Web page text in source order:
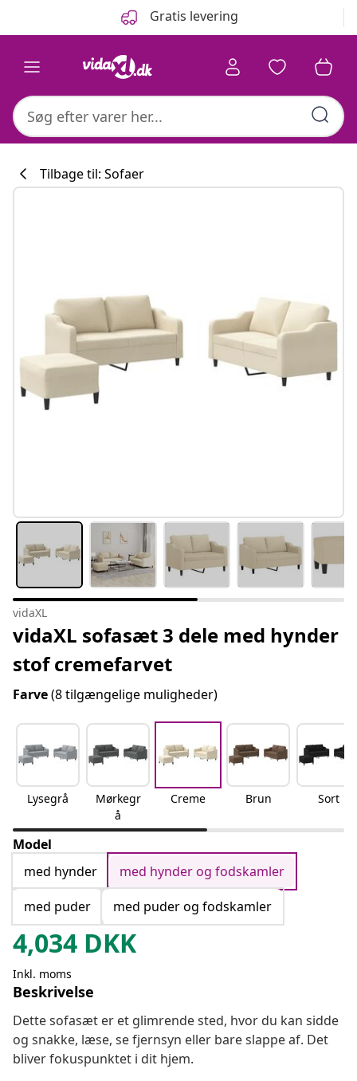
Gratis levering
#sharemevidaxl
Tilbage til: Sofaer
vidaXL
vidaXL sofasæt 3 dele med hynder
stof cremefarvet
Farve(8 tilgængelige muligheder)
Lysegrå
Mørkegr
å
Creme Brun Sort
Model
med hynder
med hynder og fodskamler
med puder
med puder og fodskamler
4,034 DKK
Inkl. moms
Beskrivelse
Dette sofasæt er et glimrende sted, hvor du kan sidde
og snakke, læse, se fjernsyn eller bare slappe af. Det
bliver fokuspunktet i dit hjem.